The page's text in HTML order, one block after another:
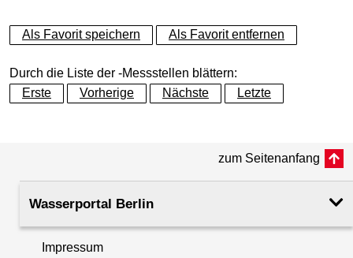
+
−
Als Favorit speichern Als Favorit entfernen
Durch die Liste der -Messstellen blättern:
Erste
Vorherige Nächste Letzte
zum Seitenanfang
Wasserportal Berlin
Impressum